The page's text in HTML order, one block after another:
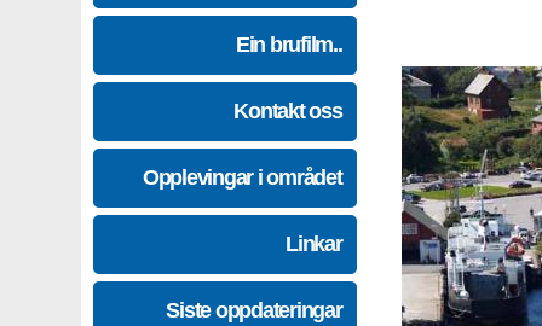
Ein brufilm..
Kontakt oss
Opplevingar i området
Linkar
Siste oppdateringar